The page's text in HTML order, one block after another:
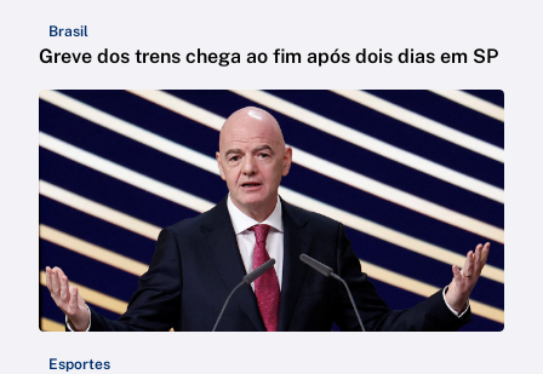
Brasil
Greve dos trens chega ao fim após dois dias em SP
Esportes